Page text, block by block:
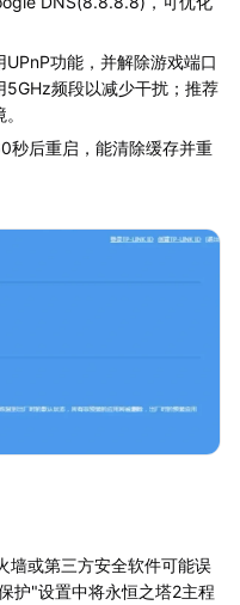
功能，并解除游戏端口
5GHz频段以减少干扰；推荐
秒后重启，能清除缓存并重
墙或第三方安全软件可能误
护"设置中将永恒之塔2主程